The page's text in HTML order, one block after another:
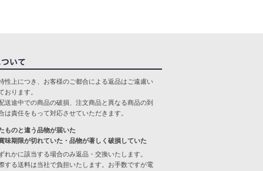
性上につき、お客様のご都合による返品はご遠慮い
おります。
送途中での商品の破損、注文商品と異なる商品の到
は責任をもって対応させていただきます。
ものと違う品物が届いた
味期限が切れていた・品物が著しく破損していた
れかに該当する場合のみ返品・交換いたします。
する送料は当社で負担いたします。お手数ですが電